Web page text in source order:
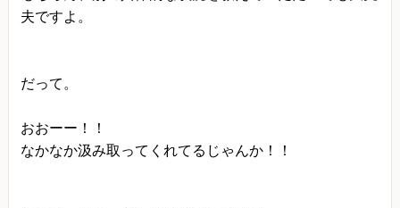
夫ですよ。
だって。
おおーー！！
なかなか汲み取ってくれてるじゃんか！！